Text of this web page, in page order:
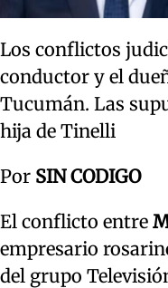
Los conflictos
conductor y el
Tucumán. Las
hija de Tinelli
Por SIN CODIGO
El conflicto entre
empresario
del grupo